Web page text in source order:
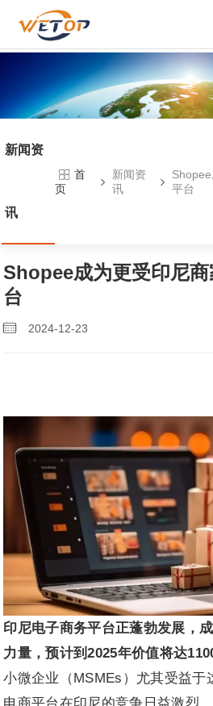
新闻资
讯
首
页
新闻资
讯
平台
Shopee成为更受印尼
台
2024-12-23
印尼电子商务平台正蓬勃发展，
力量，预计到2025年价值将达
小微企业（MSMEs）尤其受益于
电商平台在印尼的竞争日益激烈